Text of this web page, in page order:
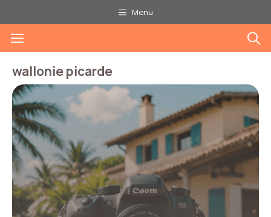
au
contenu
Menu
Menu
wallonie picarde